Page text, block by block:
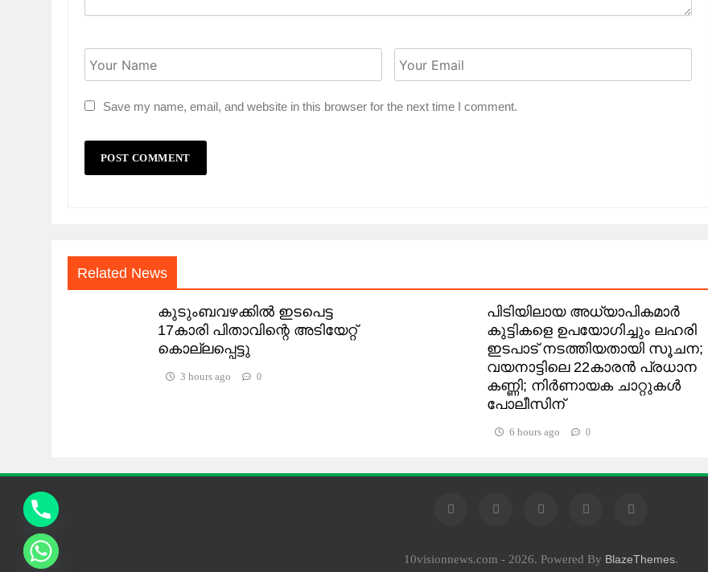
Save my name, email, and website in this browser for the next time I comment.
Related News
കുടുംബവഴക്കില്‍ ഇടപെട്ട
17കാരി പിതാവിന്റെ അടിയേറ്റ്
കൊല്ലപ്പെട്ടു
3 hours ago 0
പിടിയിലായ അധ്യാപികമാര്‍
കുട്ടികളെ ഉപയോഗിച്ചും ലഹരി
ഇടപാട് നടത്തിയതായി സൂചന;
വയനാട്ടിലെ 22കാരന്‍ പ്രധാന
കണ്ണി; നിര്‍ണായക ചാറ്റുകള്‍
പോലീസിന്
6 hours ago 0
10visionnews.com - 2026. Powered By BlazeThemes.